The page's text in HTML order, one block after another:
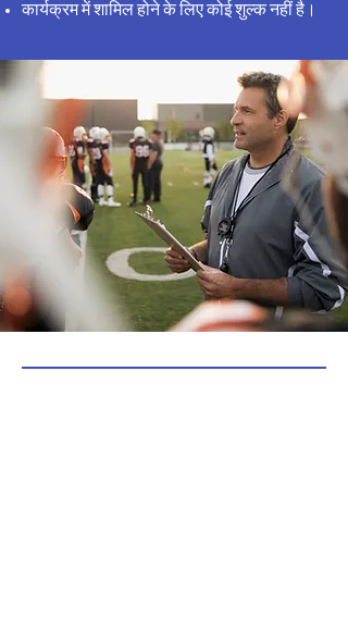
कार्यक्रम में शामिल होने के लिए कोई शुल्क नहीं है।